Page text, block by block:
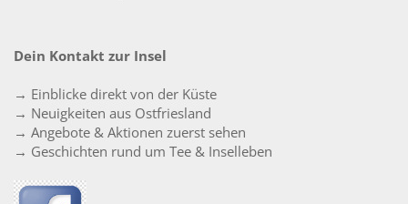
Dein Kontakt zur Insel
→ Einblicke direkt von der Küste
→ Neuigkeiten aus Ostfriesland
→ Angebote & Aktionen zuerst sehen
→ Geschichten rund um Tee & Inselleben